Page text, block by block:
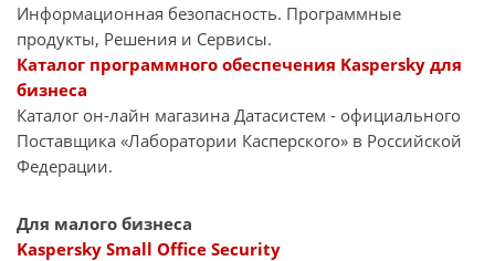
Информационная безопасность. Программные
продукты, Решения и Сервисы.
Каталог программного обеспечения Kaspersky для
бизнеса
Каталог он-лайн магазина Датасиcтем - официального
Поставщика «Лаборатории Касперского» в Российской
Федерации.
Для малого бизнеса
Kaspersky Small Office Security